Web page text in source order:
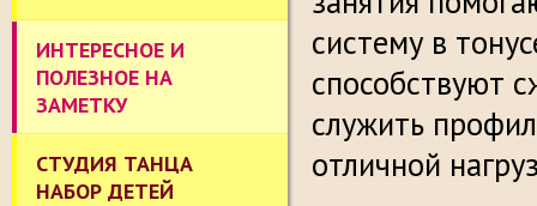
ИНТЕРЕСНОЕ И
ПОЛЕЗНОЕ НА
ЗАМЕТКУ
СТУДИЯ ТАНЦА
НАБОР ДЕТЕЙ
систему в
способствуют
служить
отличной